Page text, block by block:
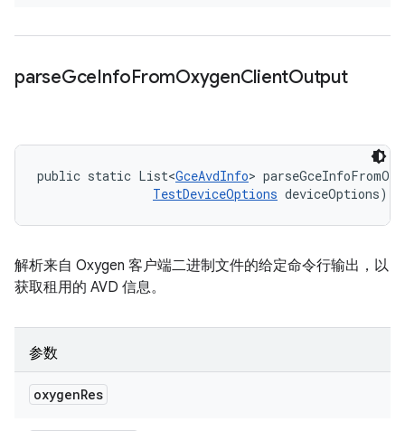
parseGceInfoFromOxygenClientOutput
public static List<GceAvdInfo>
TestDeviceOptions deviceOptions)
解析来自 Oxygen 客户端二进制文件的给定命令行输出，以
获取租用的 AVD 信息。
参数
oxygenRes